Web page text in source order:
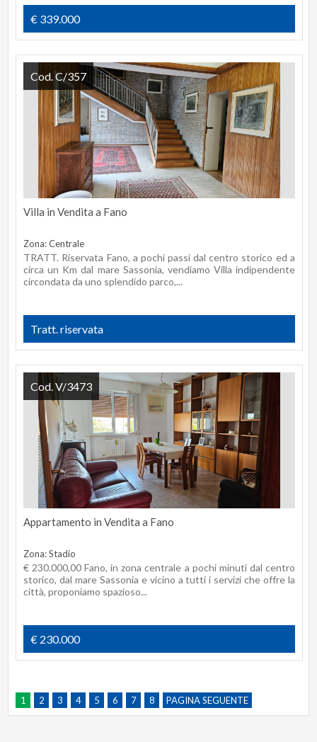
€ 339.000
Villa in Vendita a Fano
Zona: Centrale
TRATT. Riservata Fano, a pochi passi dal centro storico ed a
circa un Km dal mare Sassonia, vendiamo Villa indipendente
circondata da uno splendido parco,...
Tratt. riservata
Cod. C/357
Appartamento in Vendita a Fano
Zona: Stadio
€ 230.000,00 Fano, in zona centrale a pochi minuti dal centro
storico, dal mare Sassonia e vicino a tutti i servizi che offre la
città, proponiamo spazioso...
€ 230.000
Cod. V/3473
1 2 3 4 5 6 7 8 PAGINA SEGUENTE